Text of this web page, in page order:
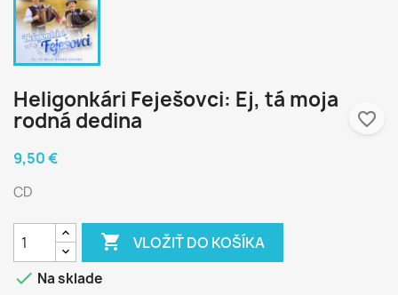
Heligonkári Feješovci: Ej, tá moja
rodná dedina
9,50 €
CD
 VLOŽIŤ DO KOŠÍKA
favorite_border
 Na sklade